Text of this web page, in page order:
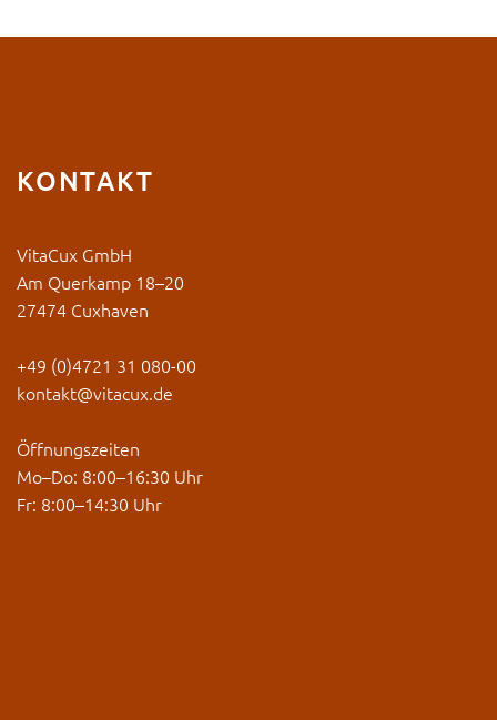
KONTAKT
VitaCux GmbH
Am Querkamp 18–20
27474 Cuxhaven
+49 (0)4721 31 080-00
kontakt@vitacux.de
Öffnungszeiten
Mo–Do: 8:00–16:30 Uhr
Fr: 8:00–14:30 Uhr